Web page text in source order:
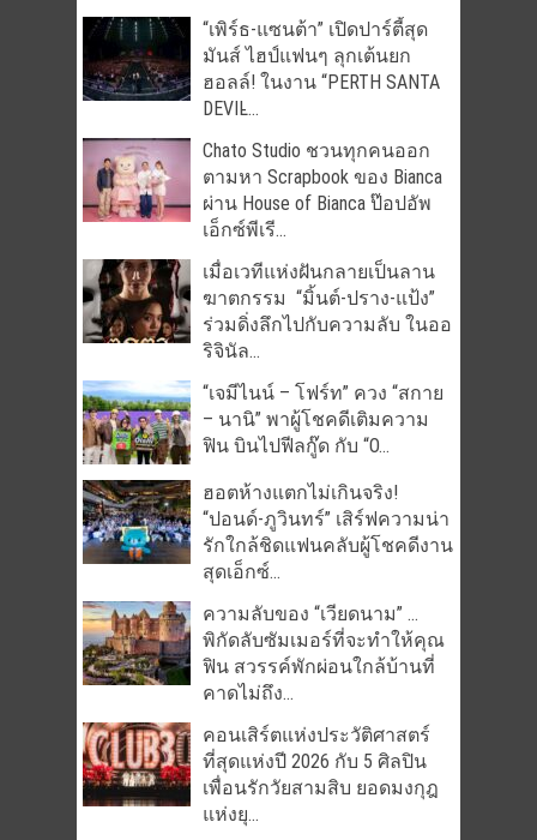
“เพิร์ธ-แซนต้า” เปิดปาร์ตี้สุด
มันส์ ไฮป์แฟนๆ ลุกเต้นยก
ฮอลล์! ในงาน “PERTH SANTA
DEVIL̵...
Chato Studio ชวนทุกคนออก
ตามหา Scrapbook ของ Bianca
ผ่าน House of Bianca ป๊อปอัพ
เอ็กซ์พีเรี...
เมื่อเวทีแห่งฝันกลายเป็นลาน
ฆาตกรรม “มิ้นต์-ปราง-แป้ง”
ร่วมดิ่งลึกไปกับความลับ ในออ
ริจินัล...
“เจมีไนน์ – โฟร์ท” ควง “สกาย
– นานิ” พาผู้โชคดีเติมความ
ฟิน บินไปฟีลกู๊ด กับ “O...
ฮอตห้างแตกไม่เกินจริง!
“ปอนด์-ภูวินทร์” เสิร์ฟความน่า
รักใกล้ชิดแฟนคลับผู้โชคดีงาน
สุดเอ็กซ์...
ความลับของ “เวียดนาม” …
พิกัดลับซัมเมอร์ที่จะทำให้คุณ
ฟิน สวรรค์พักผ่อนใกล้บ้านที่
คาดไม่ถึง...
คอนเสิร์ตแห่งประวัติศาสตร์
ที่สุดแห่งปี 2026 กับ 5 ศิลปิน
เพื่อนรักวัยสามสิบ ยอดมงกุฎ
แห่งยุ...